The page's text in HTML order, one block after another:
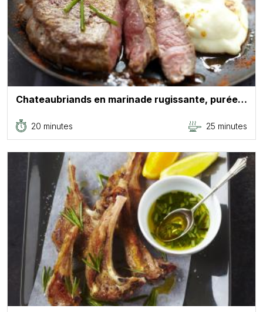
Chateaubriands en marinade rugissante, purée…
20 minutes 25 minutes